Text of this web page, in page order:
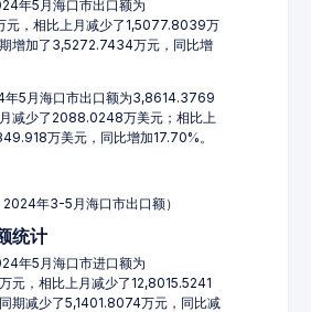
年5月海口市出口额为
元，相比上月减少了1,5077.8039万
增加了3,5272.7434万元，同比增
年5月海口市出口额为3,8614.3769
减少了2088.0248万美元；相比上
万美元，同比增加17.70%。
2024年3-5月海口市出口额）
统计
年5月海口市进口额为
，相比上月减少了12,8015.5241
期减少了5,1401.8074万元，同比减